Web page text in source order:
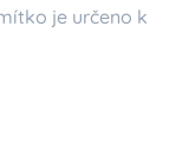
je určeno k